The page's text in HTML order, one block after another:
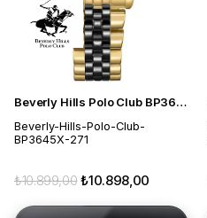
Beverly Hills Polo Club BP3645X.271 Kadın Kol Saati
Beverly-Hills-Polo-Club-
BP3645X-271
₺10.898,00
₺10.899,00